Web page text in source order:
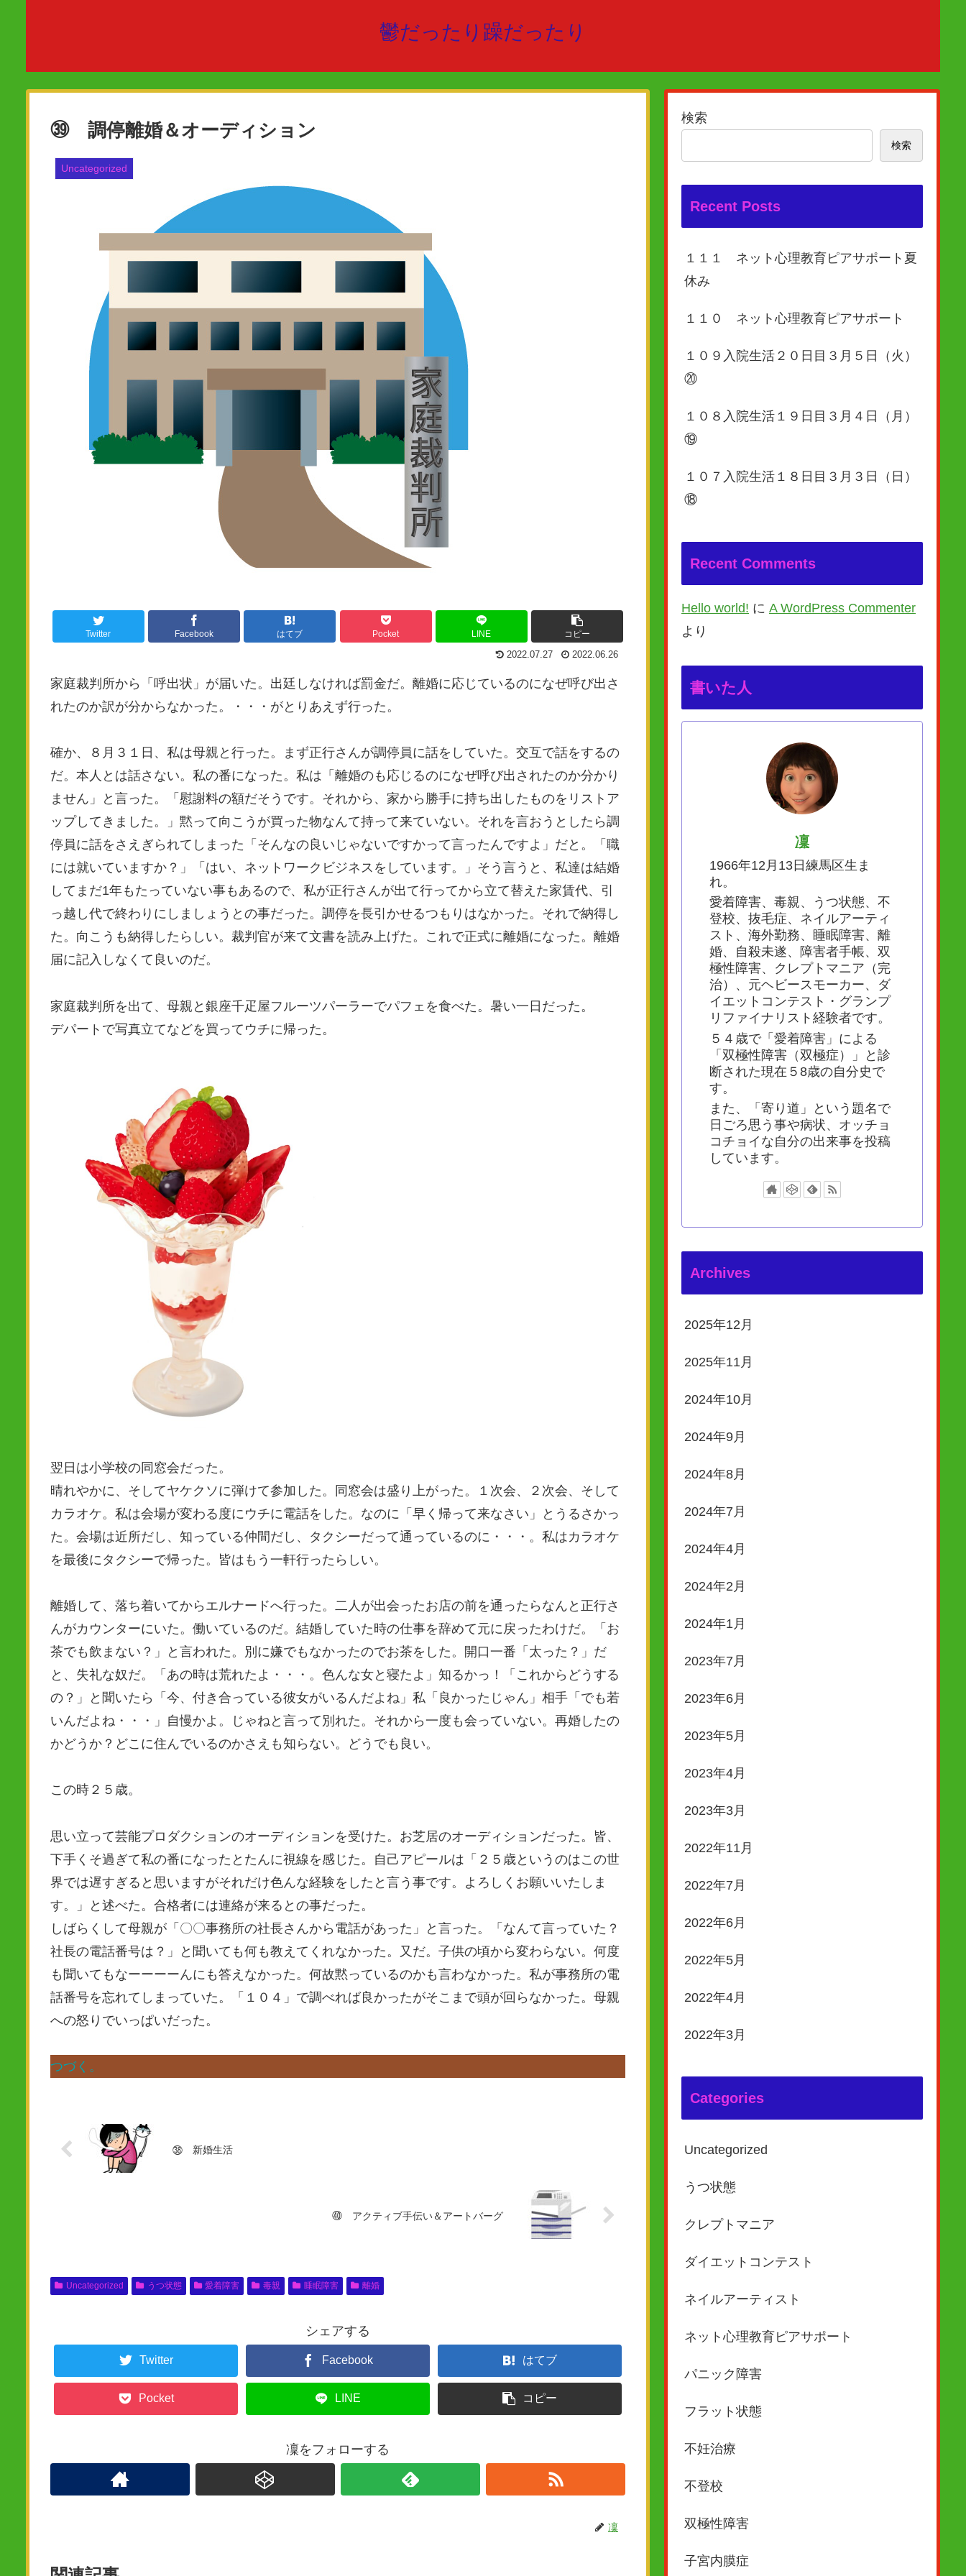
鬱だったり躁だったり
㊴ 調停離婚＆オーディション
Uncategorized
Twitter Facebook はてブ Pocket LINE コピー
2022.07.27 2022.06.26
家庭裁判所から「呼出状」が届いた。出廷しなければ罰金だ。離婚に応じているのになぜ呼び出さ
れたのか訳が分からなかった。・・・がとりあえず行った。
確か、８月３１日、私は母親と行った。まず正行さんが調停員に話をしていた。交互で話をするの
だ。本人とは話さない。私の番になった。私は「離婚のも応じるのになぜ呼び出されたのか分かり
ません」と言った。「慰謝料の額だそうです。それから、家から勝手に持ち出したものをリストア
ップしてきました。」黙って向こうが買った物なんて持って来ていない。それを言おうとしたら調
停員に話をさえぎられてしまった「そんなの良いじゃないですかって言ったんですよ」だと。「職
には就いていますか？」「はい、ネットワークビジネスをしています。」そう言うと、私達は結婚
してまだ1年もたっていない事もあるので、私が正行さんが出て行ってから立て替えた家賃代、引
っ越し代で終わりにしましょうとの事だった。調停を長引かせるつもりはなかった。それで納得し
た。向こうも納得したらしい。裁判官が来て文書を読み上げた。これで正式に離婚になった。離婚
届に記入しなくて良いのだ。
家庭裁判所を出て、母親と銀座千疋屋フルーツパーラーでパフェを食べた。暑い一日だった。
デパートで写真立てなどを買ってウチに帰った。
翌日は小学校の同窓会だった。
晴れやかに、そしてヤケクソに弾けて参加した。同窓会は盛り上がった。１次会、２次会、そして
カラオケ。私は会場が変わる度にウチに電話をした。なのに「早く帰って来なさい」とうるさかっ
た。会場は近所だし、知っている仲間だし、タクシーだって通っているのに・・・。私はカラオケ
を最後にタクシーで帰った。皆はもう一軒行ったらしい。
離婚して、落ち着いてからエルナードへ行った。二人が出会ったお店の前を通ったらなんと正行さ
んがカウンターにいた。働いているのだ。結婚していた時の仕事を辞めて元に戻ったわけだ。「お
茶でも飲まない？」と言われた。別に嫌でもなかったのでお茶をした。開口一番「太った？」だ
と、失礼な奴だ。「あの時は荒れたよ・・・。色んな女と寝たよ」知るかっ！「これからどうする
の？」と聞いたら「今、付き合っている彼女がいるんだよね」私「良かったじゃん」相手「でも若
いんだよね・・・」自慢かよ。じゃねと言って別れた。それから一度も会っていない。再婚したの
かどうか？どこに住んでいるのかさえも知らない。どうでも良い。
この時２５歳。
思い立って芸能プロダクションのオーディションを受けた。お芝居のオーディションだった。皆、
下手くそ過ぎて私の番になったとたんに視線を感じた。自己アピールは「２５歳というのはこの世
界では遅すぎると思いますがそれだけ色んな経験をしたと言う事です。よろしくお願いいたしま
す。」と述べた。合格者には連絡が来るとの事だった。
しばらくして母親が「〇〇事務所の社長さんから電話があった」と言った。「なんて言っていた？
社長の電話番号は？」と聞いても何も教えてくれなかった。又だ。子供の頃から変わらない。何度
も聞いてもなーーーーんにも答えなかった。何故黙っているのかも言わなかった。私が事務所の電
話番号を忘れてしまっていた。「１０４」で調べれば良かったがそこまで頭が回らなかった。母親
への怒りでいっぱいだった。
つづく。
㊳ 新婚生活
㊵ アクティブ手伝い＆アートバーグ
Uncategorized うつ状態 愛着障害 毒親 睡眠障害 離婚
シェアする
Twitter Facebook はてブ
Pocket LINE コピー
凜をフォローする
凜
検索
検索
Recent Posts
１１１ ネット心理教育ピアサポート夏
休み
１１０ ネット心理教育ピアサポート
１０９入院生活２０日目３月５日（火）
⑳
１０８入院生活１９日目３月４日（月）
⑲
１０７入院生活１８日目３月３日（日）
⑱
Recent Comments
Hello world! に A WordPress Commenter
より
書いた人
凜
1966年12月13日練馬区生ま
れ。
愛着障害、毒親、うつ状態、不
登校、抜毛症、ネイルアーティ
スト、海外勤務、睡眠障害、離
婚、自殺未遂、障害者手帳、双
極性障害、クレプトマニア（完
治）、元ヘビースモーカー、ダ
イエットコンテスト・グランプ
リファイナリスト経験者です。
５４歳で「愛着障害」による
「双極性障害（双極症）」と診
断された現在５8歳の自分史で
す。
また、「寄り道」という題名で
日ごろ思う事や病状、オッチョ
コチョイな自分の出来事を投稿
しています。
Archives
2025年12月
2025年11月
2024年10月
2024年9月
2024年8月
2024年7月
2024年4月
2024年2月
2024年1月
2023年7月
2023年6月
2023年5月
2023年4月
2023年3月
2022年11月
2022年7月
2022年6月
2022年5月
2022年4月
2022年3月
Categories
Uncategorized
うつ状態
クレプトマニア
ダイエットコンテスト
ネイルアーティスト
ネット心理教育ピアサポート
パニック障害
フラット状態
不妊治療
不登校
双極性障害
子宮内膜症